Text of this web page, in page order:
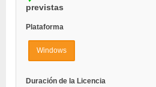
previstas
Plataforma
Windows
Duración de la Licencia